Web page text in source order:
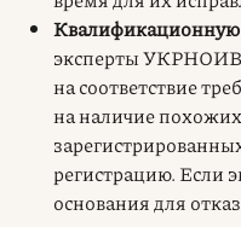
Квалификационную
эксперты
на соответствие
на наличие
регистрацию. Если
основания для